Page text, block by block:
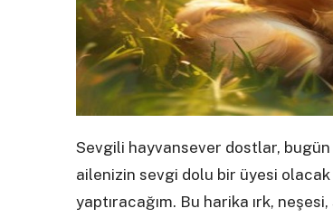
Sevgili hayvansever dostlar,
ailenizin sevgi dolu bir üyesi
yaptıracağım. Bu harika ırk,